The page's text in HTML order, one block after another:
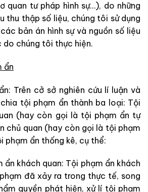
quan tư pháp hình sự…), do những
thu thập số liệu, chúng tôi sử dụng
bản án hình sự và nguồn số liệu
do chúng tôi thực hiện.
ẩn
Trên cở sở nghiên cứu lí luận và
tội phạm ẩn thành ba loại: Tội
(hay còn gọi là tội phạm ẩn tự
chủ quan (hay còn gọi là tội phạm
phạm ẩn thống kê, cụ thể:
ẩn khách quan: Tội phạm ẩn khách
đã xảy ra trong thực tế, song
quyền phát hiện, xử lí tội phạm